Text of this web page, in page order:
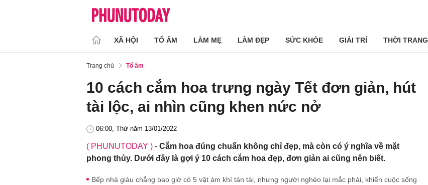
XÃ HỘI TỔ ẤM LÀM MẸ LÀM ĐẸP SỨC KHỎE GIẢI TRÍ THỜI TRANG
Trang chủ Tổ ấm
10 cách cắm hoa trưng ngày Tết đơn giản, hút
tài lộc, ai nhìn cũng khen nức nở
06:00, Thứ năm 13/01/2022
( PHUNUTODAY ) - Cắm hoa đúng chuẩn không chỉ đẹp, mà còn có ý nghĩa về mặt
phong thủy. Dưới đây là gợi ý 10 cách cắm hoa đẹp, đơn giản ai cũng nên biết.
Bếp nhà giàu chẳng bao giờ có 5 vật ám khí tán tài, nhưng người nghèo lại mắc phải, khiến cuộc sống